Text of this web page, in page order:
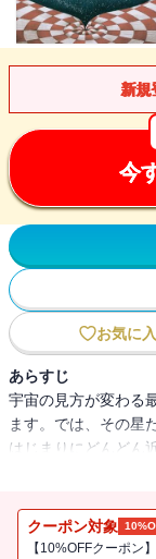
新規
今
お気に
あらすじ
宇宙の見方が変わる
ます。では、その星
はじまりにどんどん
さぐりながら、ヒッ
私たちがこの宇宙に
きましょう。（ブル
クーポン対象
【10%OFFクーポン